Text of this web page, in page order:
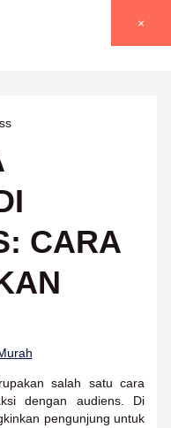
CARA
salah satu cara
dengan audiens. Di
pengunjung untuk
×